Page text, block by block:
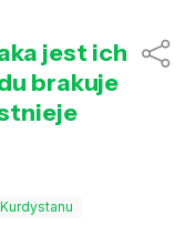
jest ich
brakuje